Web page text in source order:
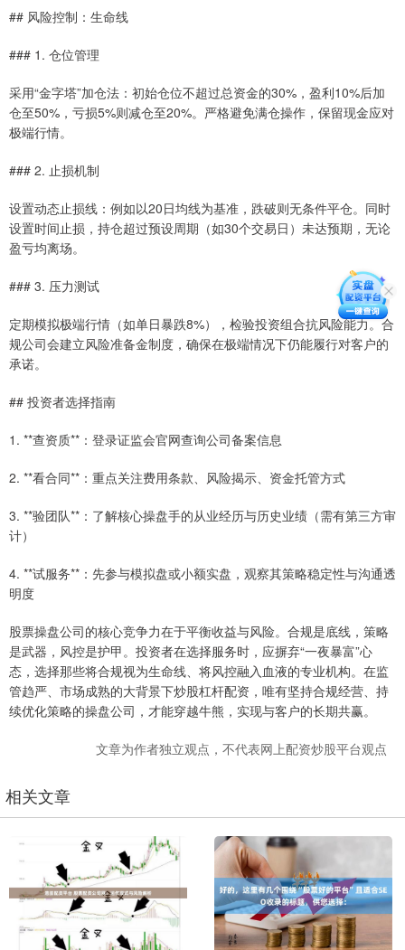
## 风险控制：生命线
### 1. 仓位管理
采用“金字塔”加仓法：初始仓位不超过总资金的30%，盈利10%后加
仓至50%，亏损5%则减仓至20%。严格避免满仓操作，保留现金应对
极端行情。
### 2. 止损机制
设置动态止损线：例如以20日均线为基准，跌破则无条件平仓。同时
设置时间止损，持仓超过预设周期（如30个交易日）未达预期，无论
盈亏均离场。
### 3. 压力测试
定期模拟极端行情（如单日暴跌8%），检验投资组合抗风险能力。合
规公司会建立风险准备金制度，确保在极端情况下仍能履行对客户的
承诺。
## 投资者选择指南
1. **查资质**：登录证监会官网查询公司备案信息
2. **看合同**：重点关注费用条款、风险揭示、资金托管方式
3. **验团队**：了解核心操盘手的从业经历与历史业绩（需有第三方审
计）
4. **试服务**：先参与模拟盘或小额实盘，观察其策略稳定性与沟通透
明度
股票操盘公司的核心竞争力在于平衡收益与风险。合规是底线，策略
是武器，风控是护甲。投资者在选择服务时，应摒弃“一夜暴富”心
态，选择那些将合规视为生命线、将风控融入血液的专业机构。在监
管趋严、市场成熟的大背景下炒股杠杆配资，唯有坚持合规经营、持
续优化策略的操盘公司，才能穿越牛熊，实现与客户的长期共赢。
文章为作者独立观点，不代表网上配资炒股平台观点
相关文章